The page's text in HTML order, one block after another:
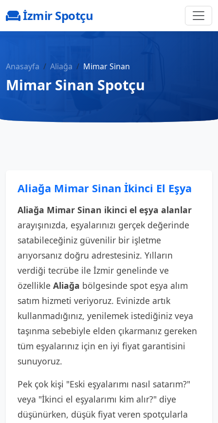
İzmir Spotçu
Anasayfa Aliağa Mimar Sinan
Mimar Sinan Spotçu
Aliağa Mimar Sinan İkinci El Eşya
Aliağa Mimar Sinan ikinci el eşya alanlar
arayışınızda, eşyalarınızı gerçek değerinde
satabileceğiniz güvenilir bir işletme
arıyorsanız doğru adrestesiniz. Yılların
verdiği tecrübe ile İzmir genelinde ve
özellikle Aliağa bölgesinde spot eşya alım
satım hizmeti veriyoruz. Evinizde artık
kullanmadığınız, yenilemek istediğiniz veya
taşınma sebebiyle elden çıkarmanız gereken
tüm eşyalarınız için en iyi fiyat garantisini
sunuyoruz.
Pek çok kişi "Eski eşyalarımı nasıl satarım?"
veya "İkinci el eşyalarımı kim alır?" diye
düşünürken, düşük fiyat veren spotçularla